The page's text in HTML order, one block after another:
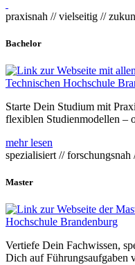
praxisnah // vielseitig //
Bachelor
Starte Dein Studium mit
flexiblen Studienmodellen –
mehr lesen
spezialisiert //
Master
Vertiefe Dein Fachwissen,
Dich auf Führungsaufgaben